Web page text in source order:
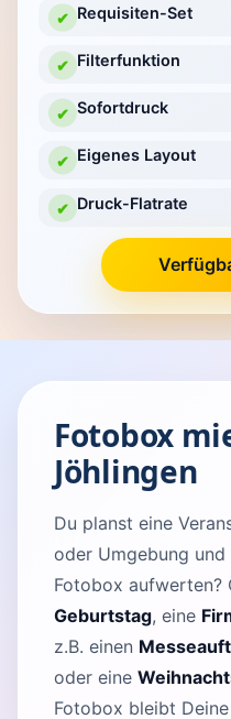
✔ Requisiten-Set
✔ Filterfunktion
✔ Sofortdruck
✔ Eigenes Layout
✔ Druck-Flatrate
Fotobox
Jöhlingen
Du planst eine
oder Umgebung
Fotobox aufwerten?
Geburtstag, eine
z.B. einen
oder eine
Fotobox bleibt